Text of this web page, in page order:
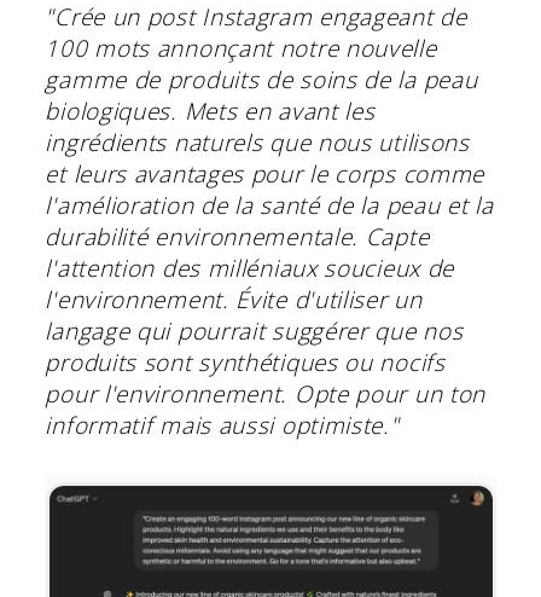
"Crée un post Instagram engageant de
100 mots annonçant notre nouvelle
gamme de produits de soins de la peau
biologiques. Mets en avant les
ingrédients naturels que nous utilisons
et leurs avantages pour le corps comme
l'amélioration de la santé de la peau et la
durabilité environnementale. Capte
l'attention des milléniaux soucieux de
l'environnement. Évite d'utiliser un
langage qui pourrait suggérer que nos
produits sont synthétiques ou nocifs
pour l'environnement. Opte pour un ton
informatif mais aussi optimiste."